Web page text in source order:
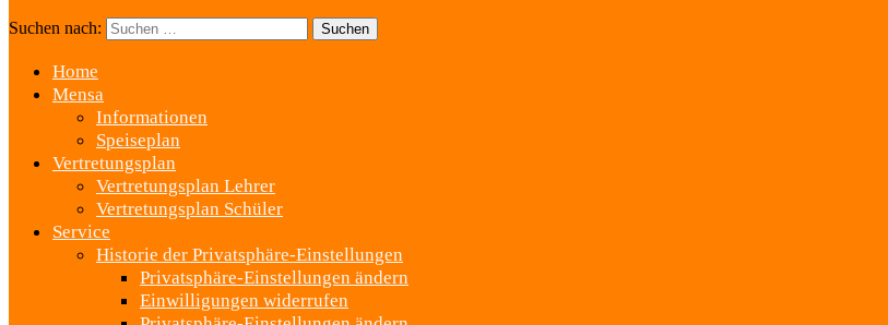
Suchen nach:
Home
Mensa
Informationen
Speiseplan
Vertretungsplan
Vertretungsplan Lehrer
Vertretungsplan Schüler
Service
Historie der Privatsphäre-Einstellungen
Privatsphäre-Einstellungen ändern
Einwilligungen widerrufen